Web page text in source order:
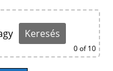
Keresés
0of 10